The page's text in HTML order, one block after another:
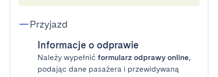
Przyjazd
Informacje o odprawie
Należy wypełnić formularz odprawy online,
podając dane pasażera i przewidywaną